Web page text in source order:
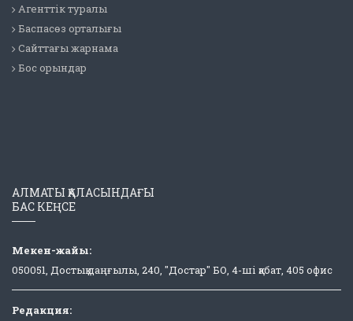
Агенттік туралы
Баспасөз орталығы
Сайттағы жарнама
Бос орындар
АЛМАТЫ ҚАЛАСЫНДАҒЫ
БАС КЕҢСЕ
Мекен-жайы:
050051, Достық даңғылы, 240, "Достар" БО, 4-ші қабат, 405 офис
Редакция: